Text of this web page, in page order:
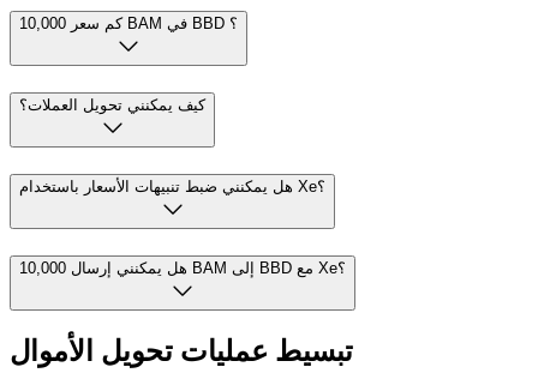
كم سعر 10,000 BAM في BBD ؟
كيف يمكنني تحويل العملات؟
هل يمكنني ضبط تنبيهات الأسعار باستخدام Xe؟
هل يمكنني إرسال 10,000 BAM إلى BBD مع Xe؟
تبسيط عمليات تحويل الأموال